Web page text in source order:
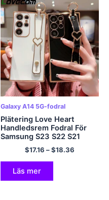
Galaxy A14 5G-fodral
Plätering Love Heart
Handledsrem Fodral För
Samsung S23 S22 S21
Ultra Plus S20 FE A53 A52
A23 A13 A14 A34 A54
A33 5G Hållarskydd
$17.16 –$18.36
Läs mer